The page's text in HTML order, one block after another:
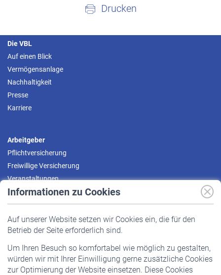
Informationen zu Cookies
Auf unserer Website setzen wir Cookies ein, die für den
Betrieb der Seite erforderlich sind.
Um Ihren Besuch so komfortabel wie möglich zu gestalten,
würden wir mit Ihrer Einwilligung gerne zusätzliche Cookies
zur Optimierung der Website einsetzen. Diese Cookies
Drucken
Die VBL
Auf einen Blick
Vermögensanlage
Nachhaltigkeit
Presse
Karriere
Arbeitgeber
Pflichtversicherung
Freiwillige Versicherung
Veranstaltungen
Pflichtversicherung
Staatliche Förderung
Veranstaltungen